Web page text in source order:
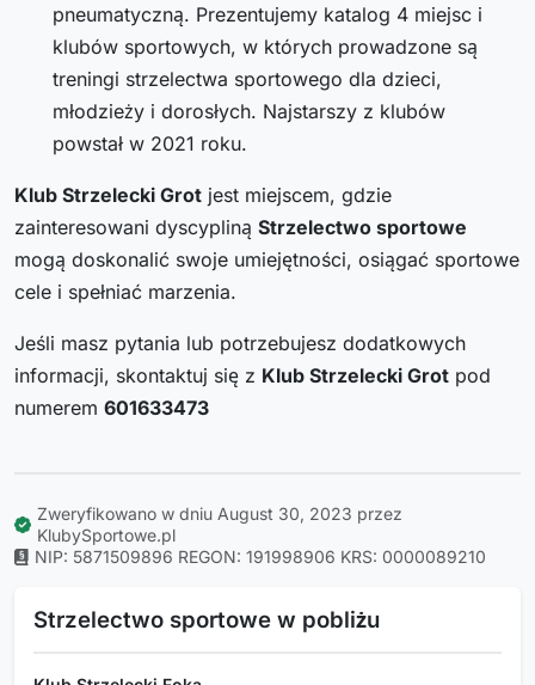
pneumatyczną. Prezentujemy katalog 4 miejsc i
klubów sportowych, w których prowadzone są
treningi strzelectwa sportowego dla dzieci,
młodzieży i dorosłych. Najstarszy z klubów
powstał w 2021 roku.
Klub Strzelecki Grot jest miejscem, gdzie
zainteresowani dyscypliną Strzelectwo sportowe
mogą doskonalić swoje umiejętności, osiągać sportowe
cele i spełniać marzenia.
Jeśli masz pytania lub potrzebujesz dodatkowych
informacji, skontaktuj się z Klub Strzelecki Grot pod
numerem 601633473
Zweryfikowano w dniu August 30, 2023 przez
KlubySportowe.pl
NIP: 5871509896 REGON: 191998906 KRS: 0000089210
Strzelectwo sportowe w pobliżu